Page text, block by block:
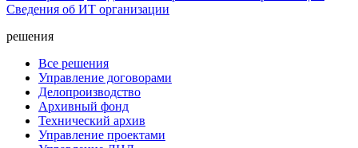
Сведения об ИТ организации
решения
Все решения
Управление договорами
Делопроизводство
Архивный фонд
Технический архив
Управление проектами